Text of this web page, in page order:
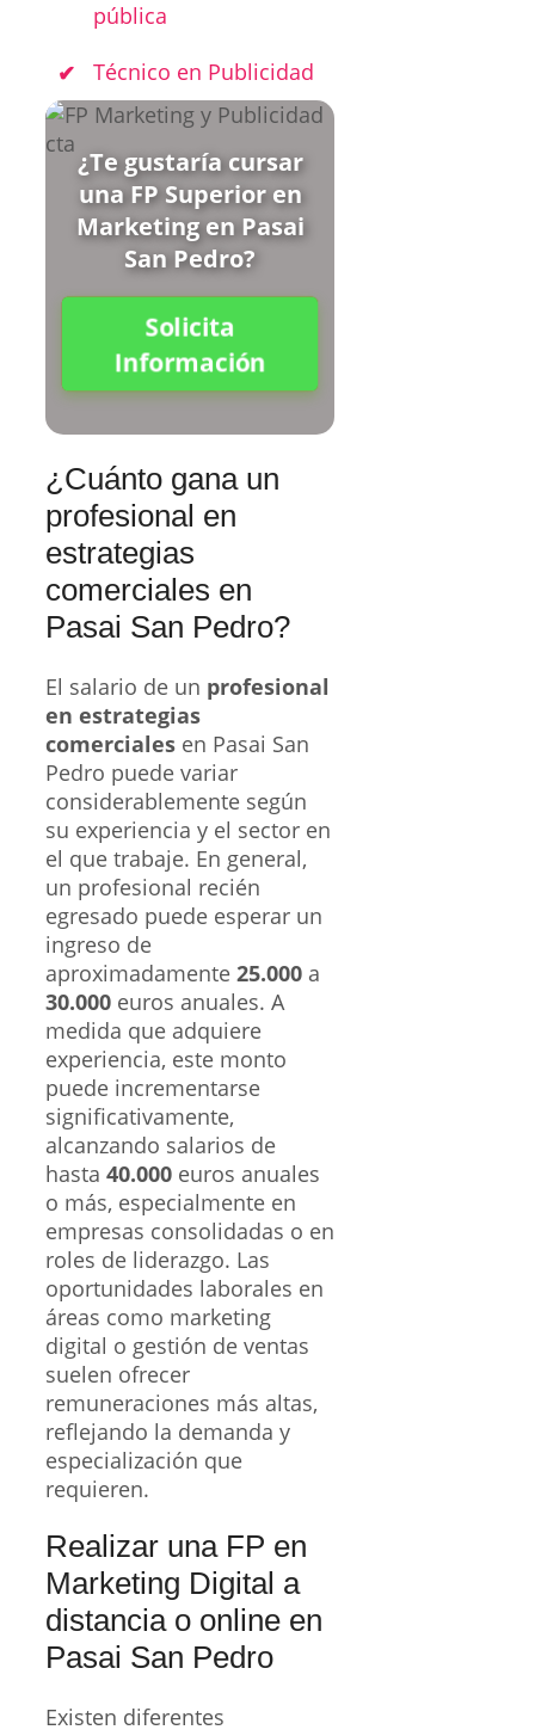
pública
Técnico en Publicidad
¿Te gustaría cursar
una FP Superior en
Marketing en Pasai
San Pedro?
Solicita
Información
¿Cuánto gana un
profesional en
estrategias
comerciales en
Pasai San Pedro?
El salario de un profesional
en estrategias
comerciales en Pasai San
Pedro puede variar
considerablemente según
su experiencia y el sector en
el que trabaje. En general,
un profesional recién
egresado puede esperar un
ingreso de
aproximadamente 25.000 a
30.000 euros anuales. A
medida que adquiere
experiencia, este monto
puede incrementarse
significativamente,
alcanzando salarios de
hasta 40.000 euros anuales
o más, especialmente en
empresas consolidadas o en
roles de liderazgo. Las
oportunidades laborales en
áreas como marketing
digital o gestión de ventas
suelen ofrecer
remuneraciones más altas,
reflejando la demanda y
especialización que
requieren.
Realizar una FP en
Marketing Digital a
distancia o online en
Pasai San Pedro
Existen diferentes